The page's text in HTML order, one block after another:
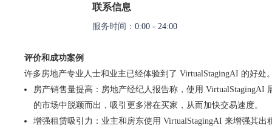
联系信息
服务时间：0:00 - 24:00
评价和成功案例
许多房地产专业人士和业主已经体验到了 VirtualStagingAI 的好处
房产销售量提高：房地产经纪人报告称，使用
的市场中脱颖而出，吸引更多潜在买家，从而加快交易速度。
增强租赁吸引力：业主和房东使用 VirtualStagingAI 来增强其